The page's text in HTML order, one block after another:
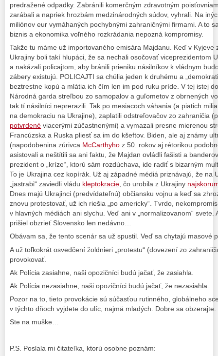
predražené odpadky. Zabránili komerčným zdravotným
zarábali a napriek hrozbám medzinárodných súdov, vyhrali. Na
miliónov eur vymáhaných pochybnými zahraničnými firmami. A to
biznis a ekonomika voľného rozkrádania nepozná kompromisy.
Takže tu máme už importovaného emisára Majdanu. Keď v Kyjeve
Ukrajiny boli takí hlupáci, že sa nechali osočovať viceprezidentom
a nakázali policajtom, aby bránili prieniku násilníkov k vládnym
zábery existujú. POLICAJTI sa chúlia jeden k druhému a
beztrestne kopú a mlátia ich čím len im pod ruku príde. V tej istej
Národná garda streľbou zo samopalov a guľometov z obrnených
tak tí násilníci neprerazili. Tak po mesiacoch váhania (a piatich
na demokraciu na Ukrajine), zaplatili odstreľovačov zo zahraničia
potvrdené viacerými zúčastnenými) a vymazali presne mierenou
Francúzska a Ruska pliesť sa im do kšeftov. Biden, ale aj známy
(napodobenina zúrivca McCarthyho z 50. rokov aj rétorikou
asistovali a neštítili sa ani faktu, že Majdan ovládli fašisti a
prezident o „kríze“, ktorú sám rozdúchava, ide radiť s bizarným
To je Ukrajina cez kopírák. Už aj západné médiá priznávajú, že na
„jastrabi“ zaviedli vládu kleptokracie, čo urobila z Ukrajiny
Dnes majú Ukrajinci (predvídateľnú) občiansku vojnu a keď sa
znovu protestovať, už ich riešia „po americky“. Tvrdo,
v hlavných médiách ani slychu. Veď ani v „normalizovanom“ svete.
prišiel obzrieť Slovensko len nedávno…
Obávam sa, že tento scenár sa už spustil. Veď sa chytajú masové
A už toľkokrát osvedčení žoldnieri „protestu“ (dovezení zo
provokovať.
Ak Polícia zasiahne, naši opozičníci budú jačať, že zasiahla.
Ak Polícia nezasiahne, naši opozičníci budú jačať, že nezasiahla.
Pozor na to, tieto provokácie sú súčasťou rutinného, globálneho
v týchto dňoch vyjdete do ulíc, najmä mladých. Dobre sa obzerajte.
Ste na muške…
P.S. Poslala mi čitateľka, ktorú osobne poznám: